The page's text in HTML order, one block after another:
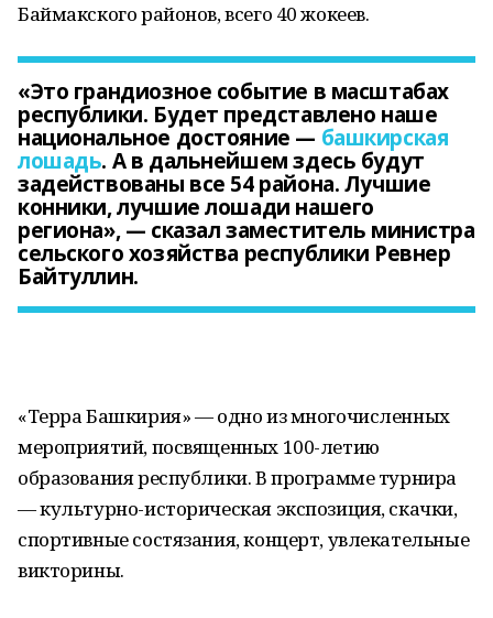
Баймакского районов, всего 40 жокеев.
«Это грандиозное событие в масштабах
республики. Будет представлено наше
национальное достояние — башкирская
лошадь. А в дальнейшем здесь будут
задействованы все 54 района. Лучшие
конники, лучшие лошади нашего
региона», — сказал заместитель министра
сельского хозяйства республики Ревнер
Байтуллин.
«Терра Башкирия» — одно из многочисленных
мероприятий, посвященных 100-летию
образования республики. В программе турнира
— культурно-историческая экспозиция, скачки,
спортивные состязания, концерт, увлекательные
викторины.